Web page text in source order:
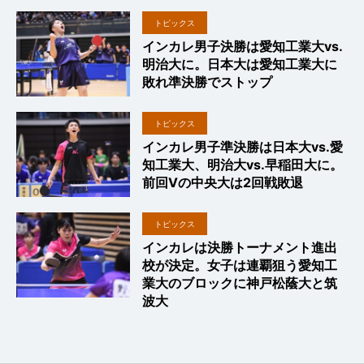
トピックス
インカレ男子決勝は愛知工業大vs.
明治大に。日本大は愛知工業大に
敗れ準決勝でストップ
トピックス
インカレ男子準決勝は日本大vs.愛
知工業大、明治大vs.早稲田大に。
前回Vの中央大は2回戦敗退
トピックス
インカレは決勝トーナメント進出
校が決定。女子は連覇狙う愛知工
業大のブロックに神戸松蔭大と筑
波大